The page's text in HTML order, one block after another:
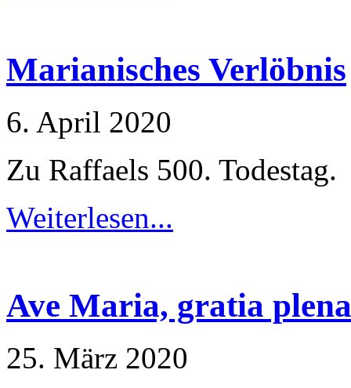
Marianisches Verlöbnis
6. April 2020
Zu Raffaels 500. Todestag.
Weiterlesen...
Ave Maria, gratia plena
25. März 2020